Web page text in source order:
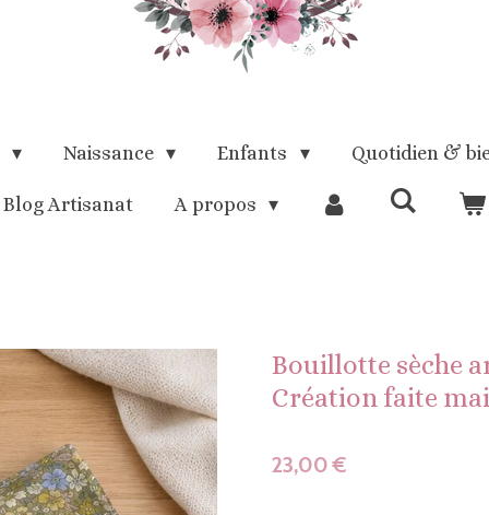
Naissance Enfants Quotidien &
Blog Artisanat A propos
Bouillotte sèche
Création faite
23,00 €